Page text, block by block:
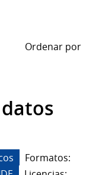
Ordenar por
Formatos: